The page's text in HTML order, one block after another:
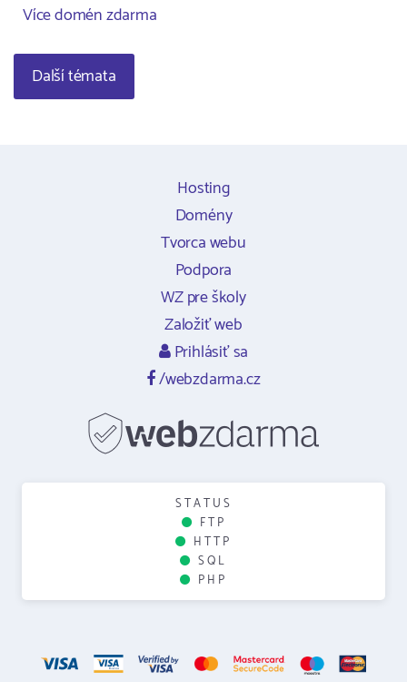
Více domén zdarma
Další témata
Hosting
Domény
Tvorca webu
Podpora
WZ pre školy
Založiť web
Prihlásiť sa
/webzdarma.cz
STATUS
FTP
HTTP
SQL
PHP